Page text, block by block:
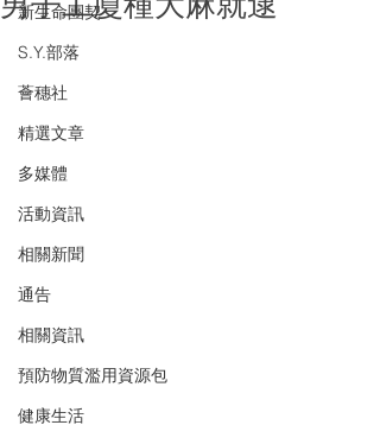
新生命團契
S.Y.部落
薈穗社
精選文章
多媒體
活動資訊
相關新聞
通告
相關資訊
預防物質濫用資源包
健康生活